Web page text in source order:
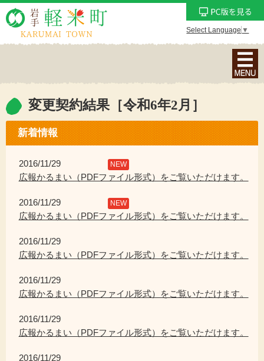
Select Language ▼
ナ
ビ
ョ
ン
ニ
を
変更契約結果［令和6年2月］
新着情報
2016/11/29 NEW
広報かるまい（PDFファイル形式）をご覧いただけます。
2016/11/29 NEW
広報かるまい（PDFファイル形式）をご覧いただけます。
2016/11/29
広報かるまい（PDFファイル形式）をご覧いただけます。
2016/11/29
広報かるまい（PDFファイル形式）をご覧いただけます。
2016/11/29
広報かるまい（PDFファイル形式）をご覧いただけます。
2016/11/29